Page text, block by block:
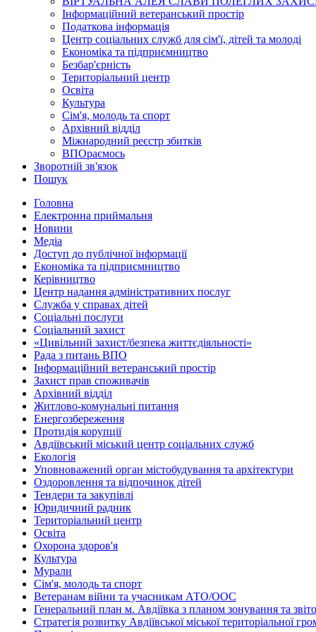
Інформаційний ветеранський простір
Податкова інформація
Центр соціальних служб для сім'ї, дітей та молоді
Економіка та підприємництво
Безбар'єрність
Територіальний центр
Освіта
Культура
Сім'я, молодь та спорт
Архівний відділ
Міжнародний реєстр збитків
ВПОраємось
Зворотній зв'язок
Пошук
Головна
Електронна приймальня
Новини
Медіа
Доступ до публічної інформації
Економіка та підприємництво
Керівництво
Центр надання адміністративних послуг
Служба у справах дітей
Соціальні послуги
Соціальний захист
«Цивільний захист/безпека життєдіяльності»
Рада з питань ВПО
Інформаційний ветеранський простір
Захист прав споживачів
Архівний відділ
Житлово-комунальні питання
Енергозбереження
Протидія корупції
Авдіївський міський центр соціальних служб
Екологія
Уповноважений орган містобудування та архітектури
Оздоровлення та відпочинок дітей
Тендери та закупівлі
Юридичний радник
Територіальний центр
Освіта
Охорона здоров'я
Культура
Мурали
Сім'я, молодь та спорт
Ветеранам війни та учасникам АТО/ООС
Генеральний план м. Авдіївка з планом зонування та
Стратегія розвитку Авдіївської міської територіальної